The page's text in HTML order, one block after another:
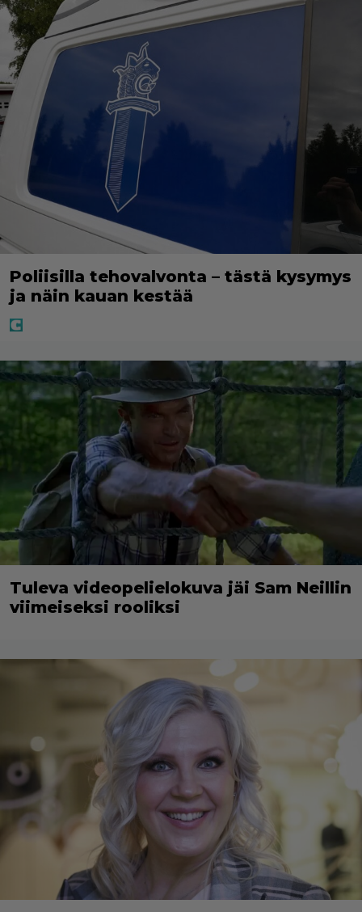
Poliisilla tehovalvonta – tästä kysymys
ja näin kauan kestää
Tuleva videopelielokuva jäi Sam Neillin
viimeiseksi rooliksi